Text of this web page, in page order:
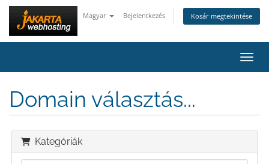
Magyar Bejelentkezés Kosár megtekintése
Domain választás...
Kategóriák